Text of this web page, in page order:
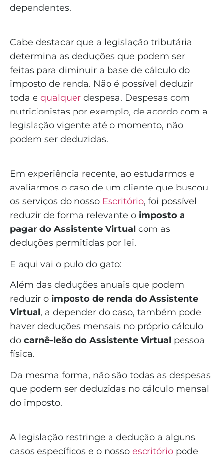
dependentes.
Cabe destacar que a legislação tributária
determina as deduções que podem ser
feitas para diminuir a base de cálculo do
imposto de renda. Não é possível deduzir
toda e qualquer despesa. Despesas com
nutricionistas por exemplo, de acordo com a
legislação vigente até o momento, não
podem ser deduzidas.
Em experiência recente, ao estudarmos e
avaliarmos o caso de um cliente que buscou
os serviços do nosso Escritório, foi possível
reduzir de forma relevante o imposto a
pagar do Assistente Virtual com as
deduções permitidas por lei.
E aqui vai o pulo do gato:
Além das deduções anuais que podem
reduzir o imposto de renda do Assistente
Virtual, a depender do caso, também pode
haver deduções mensais no próprio cálculo
do carnê-leão do Assistente Virtual pessoa
física.
Da mesma forma, não são todas as despesas
que podem ser deduzidas no cálculo mensal
do imposto.
A legislação restringe a dedução a alguns
casos específicos e o nosso escritório pode